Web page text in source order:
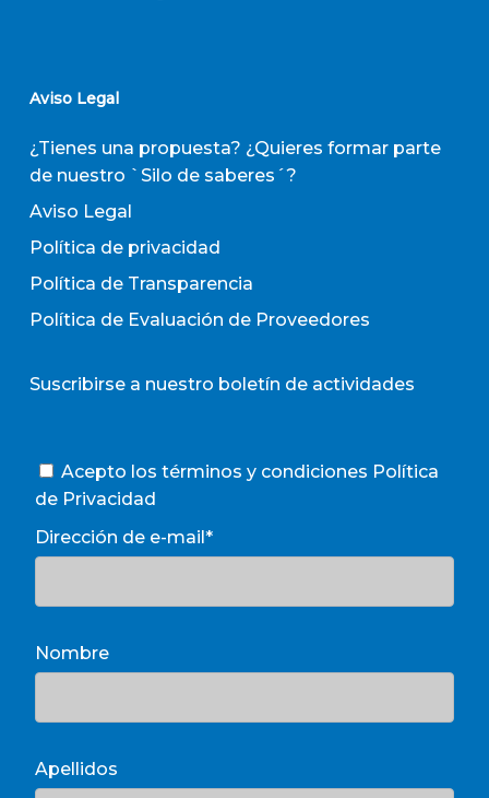
Aviso Legal
¿Tienes una propuesta? ¿Quieres formar parte
de nuestro `Silo de saberes´?
Aviso Legal
Política de privacidad
Política de Transparencia
Política de Evaluación de Proveedores
Suscribirse a nuestro boletín de actividades
Acepto los términos y condiciones Política
de Privacidad
Dirección de e-mail*
Nombre
Apellidos